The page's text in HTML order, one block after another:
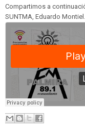
Compartimos a
SUNTMA, Eduardo Montiel.